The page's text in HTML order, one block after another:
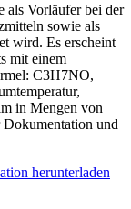
als Vorläufer bei der
sowie als
wird. Es erscheint
mit einem
C3H7NO,
in Mengen von
und
herunterladen